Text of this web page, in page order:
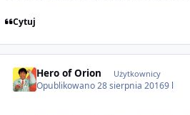
Cytuj
Hero of Orion Użytkownicy
Opublikowano28 sierpnia 20169 l